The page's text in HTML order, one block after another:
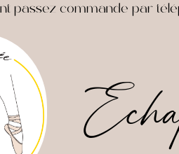
passez commande par